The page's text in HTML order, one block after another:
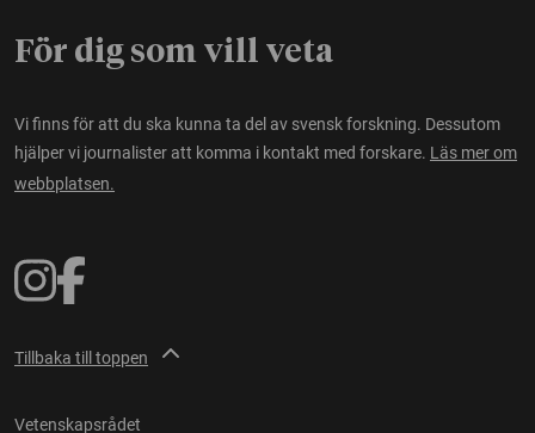
För dig som vill veta
Vi finns för att du ska kunna ta del av svensk forskning. Dessutom
hjälper vi journalister att komma i kontakt med forskare. Läs mer om
webbplatsen.
Tillbaka till toppen
Vetenskapsrådet